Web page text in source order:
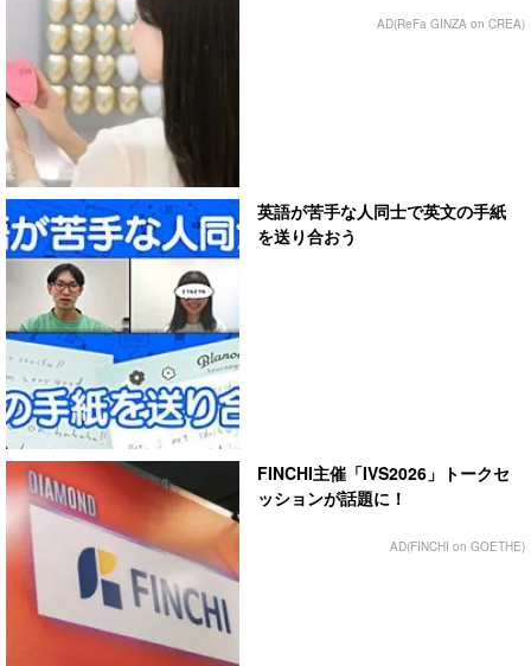
AD(ReFa GINZA on CREA)
英語が苦手な人同士で英文の手紙
を送り合おう
FINCHI主催「IVS2026」トークセ
ッションが話題に！
AD(FINCHI on GOETHE)